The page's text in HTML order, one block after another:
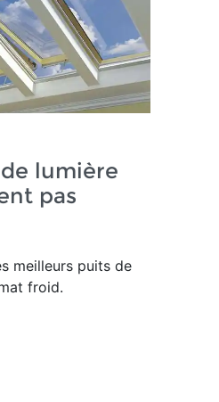
lumière
pas
meilleurs puits de
froid.